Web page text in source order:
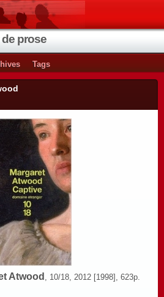
prose
Tags
Atwood , 10/18, 2012 [1998], 623p.